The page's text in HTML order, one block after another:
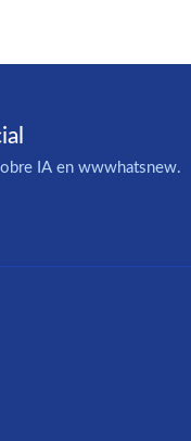
IA en wwwhatsnew.